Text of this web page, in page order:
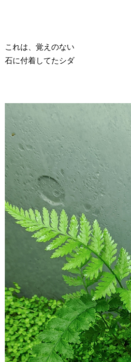
これは、覚えのない
石に付着してたシダ